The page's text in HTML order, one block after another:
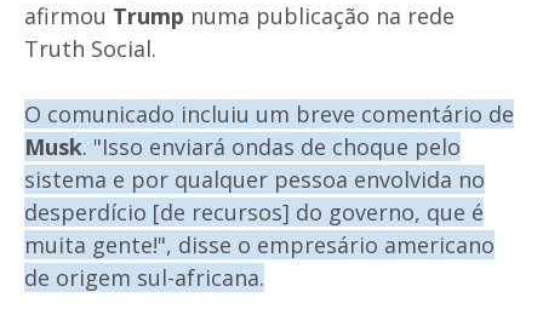
afirmou Trump numa publicação na rede
Truth Social.
O comunicado incluiu um breve comentário de
Musk. "Isso enviará ondas de choque pelo
sistema e por qualquer pessoa envolvida no
desperdício [de recursos] do governo, que é
muita gente!", disse o empresário americano
de origem sul-africana.